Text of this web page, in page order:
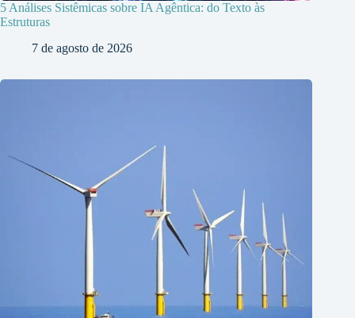
5 Análises Sistêmicas sobre IA Agêntica: do Texto às
Estruturas
7 de agosto de 2026